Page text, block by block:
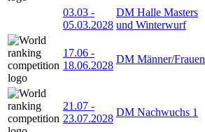
03.03 -
05.03.2028
DM Halle Masters
und Winterwurf
17.06 -
18.06.2028
DM Männer/Frauen
21.07 -
23.07.2028
DM Nachwuchs 1